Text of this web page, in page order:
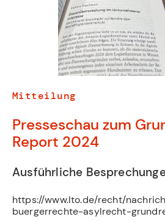
Mitteilung
Presseschau zum
Report 2024
Ausführliche
https://www.lto.de/recht/
buergerrechte-asylrecht-